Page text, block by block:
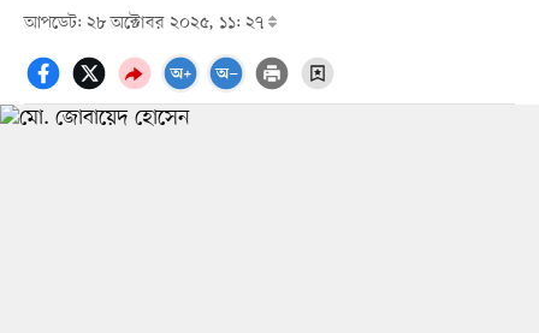
আপডেট: ২৮ অক্টোবর ২০২৫, ১১: ২৭